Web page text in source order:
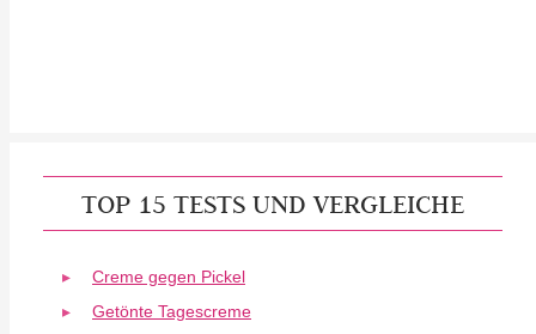
TOP 15 TESTS UND VERGLEICHE
Creme gegen Pickel
Getönte Tagescreme